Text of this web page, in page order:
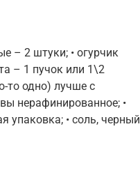
– 2 штуки; • огурчик
– 1 пучок или 1\2
то одно) лучше с
нерафинированное; •
упаковка; • соль, черный